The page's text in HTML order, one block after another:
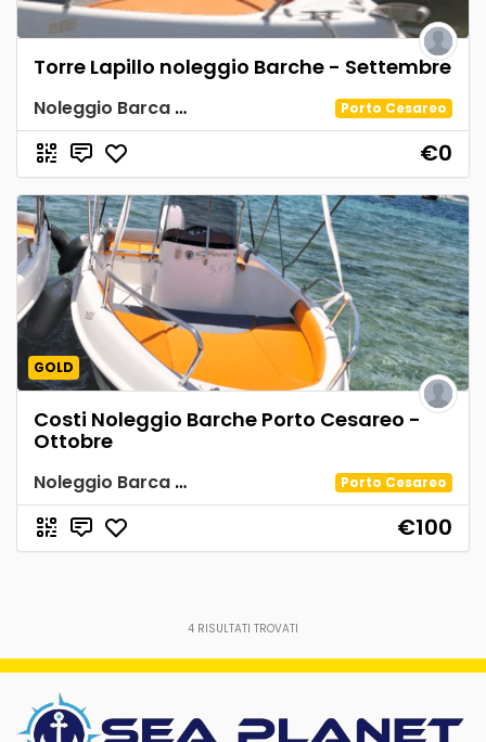
Torre Lapillo noleggio Barche - Settembre
Noleggio Barca Spiaggia Tabù Porto Cesareo
€0
GOLD
Costi Noleggio Barche Porto Cesareo -
Ottobre
Noleggio Barca Spiaggia Tabù Porto Cesareo
€100
4 RISULTATI TROVATI